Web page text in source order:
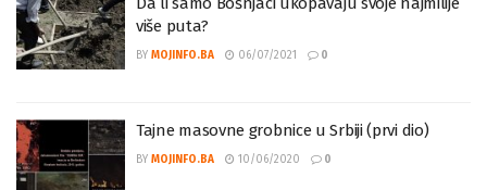
više puta?
BY MOJINFO.BA 06/07/2021 0
Tajne masovne grobnice u Srbiji (prvi dio)
BY MOJINFO.BA 10/06/2020 0